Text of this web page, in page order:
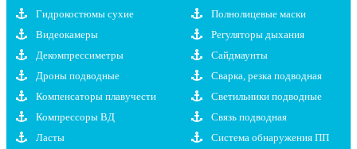
Гидрокостюмы сухие
Видеокамеры
Декомпрессиметры
Дроны подводные
Компенсаторы плавучести
Компрессоры ВД
Ласты
Полнолицевые маски
Регуляторы дыхания
Сайдмаунты
Сварка, резка подводная
Светильники подводные
Связь подводная
Система обнаружения ПП